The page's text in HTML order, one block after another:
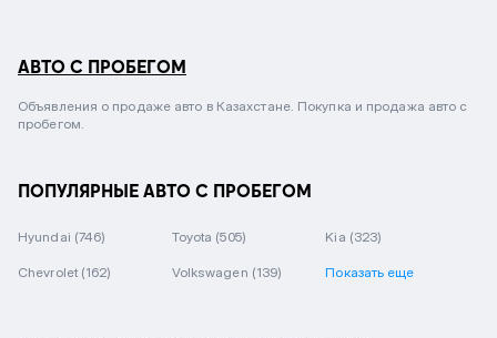
АВТО С ПРОБЕГОМ
Объявления о продаже авто в Казахстане. Покупка и продажа авто с
пробегом.
ПОПУЛЯРНЫЕ АВТО С ПРОБЕГОМ
Hyundai (746) Toyota (505) Kia (323)
Chevrolet (162) Volkswagen (139) Показать еще